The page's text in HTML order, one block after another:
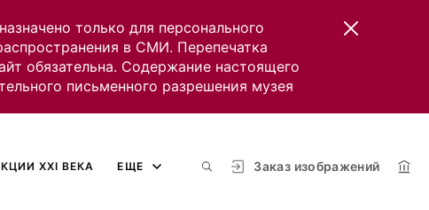
только для персонального
в СМИ. Перепечатка
обязательна. Содержание настоящего
письменного разрешения музея
Заказ изображений
XXI ВЕКА ЕЩЕ